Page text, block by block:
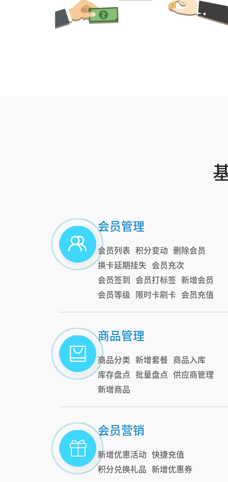
会员管理
会员列表 积分变动
删除会员
换卡延期挂失
会员充次
会员签到
会员打标签
新增会员
会员等级
限时卡刷卡 会员充值
商品管理
商品分类 新增套餐
商品入库
库存盘点
批量盘点
供应商管理
新增商品
会员营销
新增优惠活动
快捷充值
积分兑换礼品
新增优惠券